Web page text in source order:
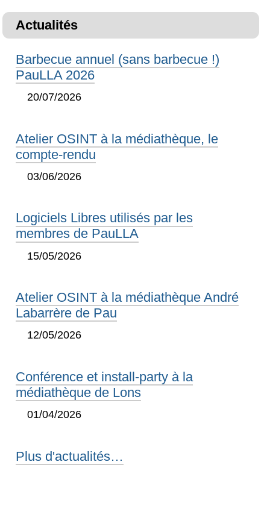
Actualités
Barbecue annuel (sans barbecue !)
PauLLA 2026
20/07/2026
Atelier OSINT à la médiathèque, le
compte-rendu
03/06/2026
Logiciels Libres utilisés par les
membres de PauLLA
15/05/2026
Atelier OSINT à la médiathèque André
Labarrère de Pau
12/05/2026
Conférence et install-party à la
médiathèque de Lons
01/04/2026
Plus d'actualités…